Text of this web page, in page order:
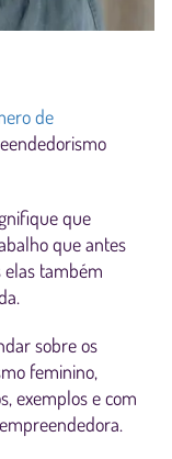
de
que
que antes
elas também
sobre os
feminino,
exemplos e com